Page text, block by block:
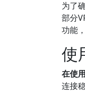
为了
部分
功能
使
在使
连接